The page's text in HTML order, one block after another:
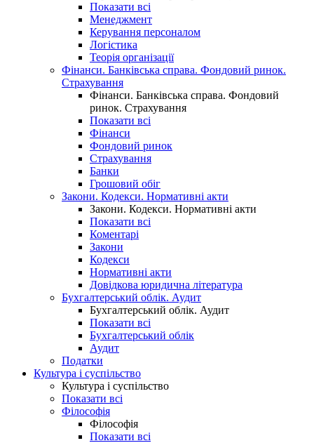
Показати всі
Менеджмент
Керування персоналом
Логістика
Теорія організації
Фінанси. Банківська справа. Фондовий ринок.
Страхування
Фінанси. Банківська справа. Фондовий
ринок. Страхування
Показати всі
Фінанси
Фондовий ринок
Страхування
Банки
Грошовий обіг
Закони. Кодекси. Нормативні акти
Закони. Кодекси. Нормативні акти
Показати всі
Коментарі
Закони
Кодекси
Нормативні акти
Довідкова юридична література
Бухгалтерський облік. Аудит
Бухгалтерський облік. Аудит
Показати всі
Бухгалтерський облік
Аудит
Податки
Культура і суспільство
Культура і суспільство
Показати всі
Філософія
Філософія
Показати всі